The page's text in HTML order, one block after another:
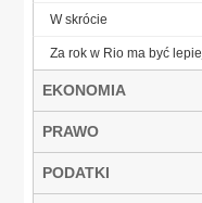
W skrócie
Za rok w Rio ma być
EKONOMIA
PRAWO
PODATKI